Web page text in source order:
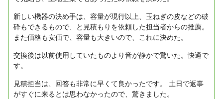
新しい機器の決め手は、容量が現行以上、玉ねぎの皮などの破
砕もできるもので、と見積もりを依頼した担当者からの推薦。
また価格も安価で、容量も大きいので、これに決めた。
交換後は以前使用していたものより音が静かで驚いた。快適で
す。
見積担当は、回答も非常に早くて良かったです。
土日で返事
がすぐに来るとは思わなかったので、驚きました。